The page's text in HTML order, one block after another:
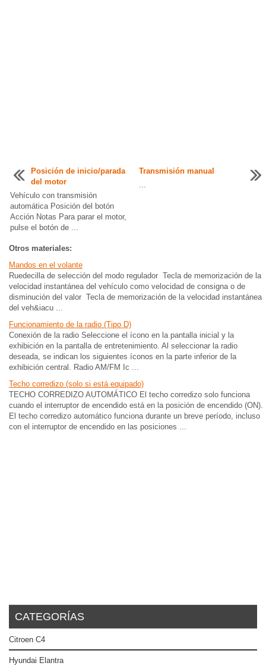
Posición de inicio/parada
del motor
Vehículo con transmisión
automática Posición del botón
Acción Notas Para parar el motor,
pulse el botón de ...
Transmisión manual
...
Otros materiales:
Mandos en el volante
Ruedecilla de selección del modo regulador Tecla de memorización de la
velocidad instantánea del vehículo como velocidad de consigna o de
disminución del valor Tecla de memorización de la velocidad instantánea
del veh&iacu ...
Funcionamiento de la radio (Tipo D)
Conexión de la radio Seleccione el ícono en la pantalla inicial y la
exhibición en la pantalla de entretenimiento. Al seleccionar la radio
deseada, se indican los siguientes íconos en la parte inferior de la
exhibición central. Radio AM/FM Ic ...
Techo corredizo (solo si está equipado)
TECHO CORREDIZO AUTOMÁTICO El techo corredizo solo funciona
cuando el interruptor de encendido está en la posición de encendido (ON).
El techo corredizo automático funciona durante un breve período, incluso
con el interruptor de encendido en las posiciones ...
CATEGORÍAS
Citroen C4
Hyundai Elantra